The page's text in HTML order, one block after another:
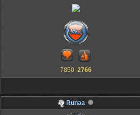
7850 2766
Runaa